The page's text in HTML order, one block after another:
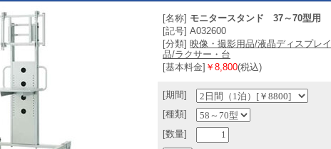
[名称] モニタースタンド 37～70型用
[記号] A032600
[分類] 映像・撮影用品/液晶ディスプレイ
品/ラクサー・台
[基本料金] ￥8,800(税込)
[期間]
[種類]
[数量]